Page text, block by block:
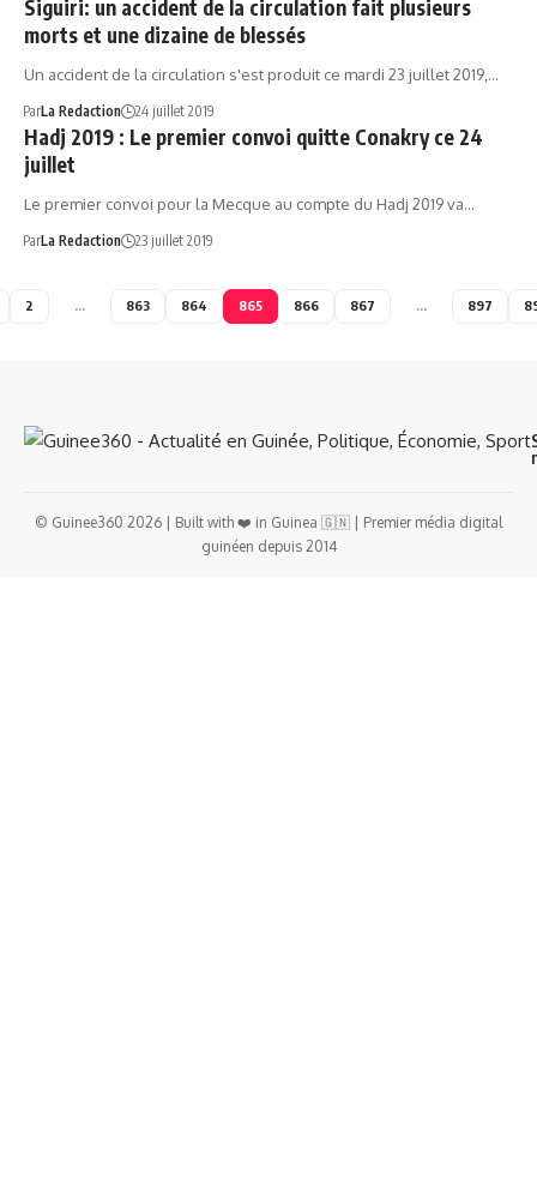
Siguiri: un accident de la circulation fait plusieurs
morts et une dizaine de blessés
Un accident de la circulation s'est produit ce mardi 23 juillet 2019,…
ParLa Redaction 24 juillet 2019
Hadj 2019 : Le premier convoi quitte Conakry ce 24
juillet
Le premier convoi pour la Mecque au compte du Hadj 2019 va…
ParLa Redaction 23 juillet 2019
2 … 863 864 865 866 867 … 897
© Guinee360 2026 | Built with ❤️ in Guinea 🇬🇳 | Premier média digital
guinéen depuis 2014